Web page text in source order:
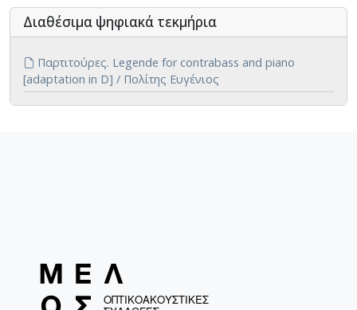
Διαθέσιμα ψηφιακά τεκμήρια
Παρτιτούρες. Legende for contrabass and piano
[adaptation in D] / Πολίτης Ευγένιος